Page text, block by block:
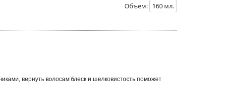
Объем: 160 мл.
вернуть волосам блеск и шелковистость поможет